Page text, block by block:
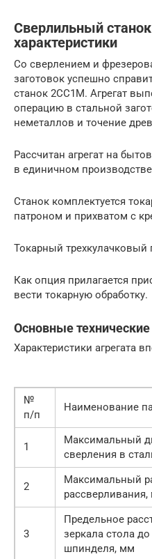
Сверлильный
характеристики
Со сверлением и
заготовок успешно
станок 2СС1М. Агрегат
операцию в стальной
неметаллов и точение
Рассчитан агрегат на
в единичном
Станок комплектуется
патроном и прихватом с
Токарный трехкулачковый
Как опция прилагается
вести токарную обработку.
Основные технические
Характеристики агрегата
№
п/п
Наименование
1
Максимальный
сверления в
2
Максимальный
3
Предельное
зеркала стола
шпинделя, мм